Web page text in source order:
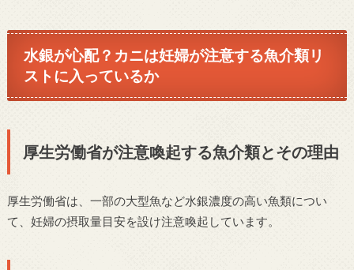
水銀が心配？カニは妊婦が注意する魚介類リ
ストに入っているか
厚生労働省が注意喚起する魚介類とその理由
厚生労働省は、一部の大型魚など水銀濃度の高い魚類につい
て、妊婦の摂取量目安を設け注意喚起しています。